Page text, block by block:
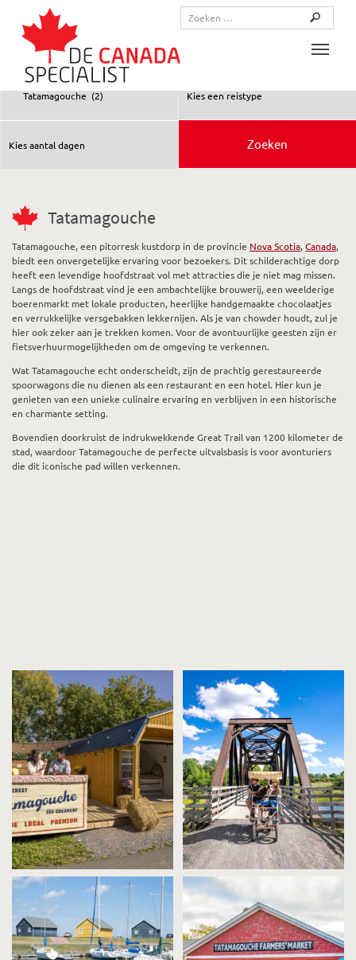
Tatamagouche
Tatamagouche, een pitorresk kustdorp in de provincie Nova Scotia, Canada,
biedt een onvergetelijke ervaring voor bezoekers. Dit schilderachtige dorp
heeft een levendige hoofdstraat vol met attracties die je niet mag missen.
Langs de hoofdstraat vind je een ambachtelijke brouwerij, een weelderige
boerenmarkt met lokale producten, heerlijke handgemaakte chocolaatjes
en verrukkelijke versgebakken lekkernijen. Als je van chowder houdt, zul je
hier ook zeker aan je trekken komen. Voor de avontuurlijke geesten zijn er
fietsverhuurmogelijkheden om de omgeving te verkennen.
Wat Tatamagouche echt onderscheidt, zijn de prachtig gerestaureerde
spoorwagons die nu dienen als een restaurant en een hotel. Hier kun je
genieten van een unieke culinaire ervaring en verblijven in een historische
en charmante setting.
Bovendien doorkruist de indrukwekkende Great Trail van 1200 kilometer de
stad, waardoor Tatamagouche de perfecte uitvalsbasis is voor avonturiers
die dit iconische pad willen verkennen.